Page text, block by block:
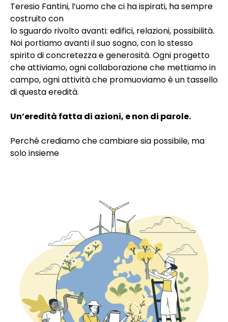
Teresio Fantini, l’uomo che ci ha ispirati, ha sempre
costruito con
lo sguardo rivolto avanti: edifici, relazioni, possibilità.
Noi portiamo avanti il suo sogno, con lo stesso
spirito di concretezza e generosità. Ogni progetto
che attiviamo, ogni collaborazione che mettiamo in
campo, ogni attività che promuoviamo è un tassello
di questa eredità.
Un’eredità fatta di azioni, e non di parole.
Perché crediamo che cambiare sia possibile, ma
solo insieme